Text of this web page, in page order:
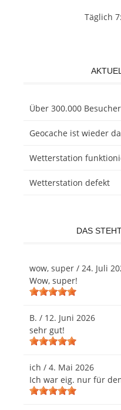
Täglich
Über 300.000
Geocache ist wieder da
Wetterstation
Wetterstation defekt
DAS
wow, super / 24. Juli
Wow, super!
B. / 12. Juni 2026
sehr gut!
ich / 4. Mai 2026
Ich war eig. nur für